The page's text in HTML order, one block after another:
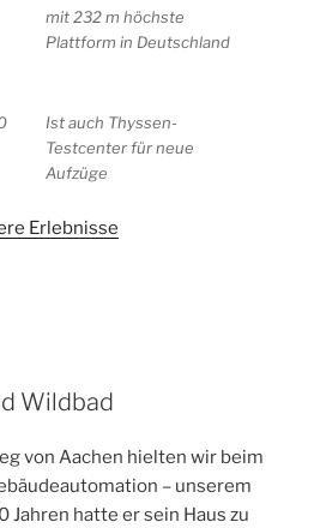
mit 232 m höchste
Plattform in Deutschland
Ist auch Thyssen-
Testcenter für neue
Aufzüge
Erlebnisse
Wildbad
von Aachen hielten wir beim
– unserem
Jahren hatte er sein Haus zu